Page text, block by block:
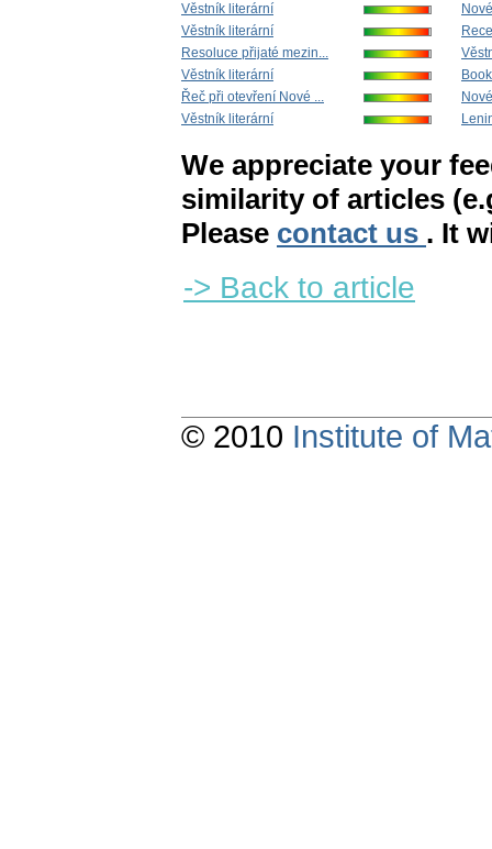
Věstník literární
Věstník literární
Resoluce přijaté mezin...
Věstník literární
Řeč při otevření Nové ...
Věstník literární
We appreciate your
similarity of articles
Please contact us . It
-> Back to article
© 2010 Institute of